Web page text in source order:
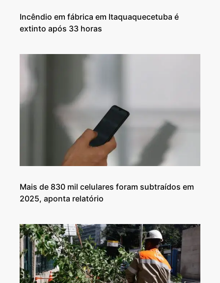
Incêndio em fábrica em Itaquaquecetuba é
extinto após 33 horas
Mais de 830 mil celulares foram subtraídos em
2025, aponta relatório